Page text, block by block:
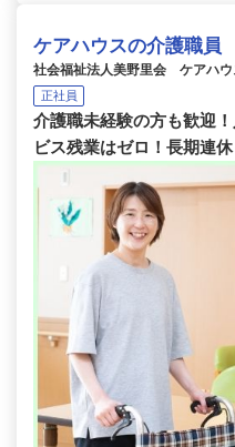
ケアハウスの介護職員
社会福祉法人美野里会 ケアハウ
正社員
介護職未経験の方も歓迎
ビス残業はゼロ！長期連